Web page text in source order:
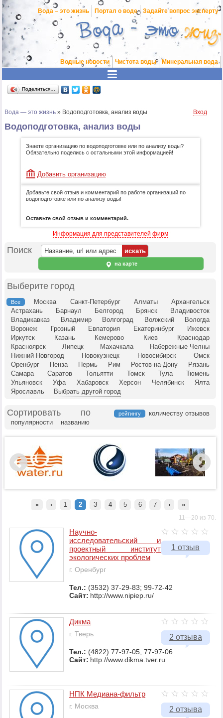
Вода – это жизнь Портал о воде Задайте вопрос эксперту
Водные новости Чистота воды Минеральная вода
Поделиться…
Вода — это жизнь » Водоподготовка, анализ воды Вход
Водоподготовка, анализ воды
Знаете организацию по водоподготовке или по анализу воды?
Обязательно поделись с остальными этой информацией!
Добавить организацию
Добавьте свой отзыв и комментарий по работе организаций по
водоподготовке или по анализу воды!
Оставьте свой отзыв и комментарий.
Информация для представителей фирм
Поиск
на карте
Выберите город
Все Москва Санкт-Петербург Алматы
Архангельск
Астрахань
Барнаул Белгород Брянск
Владивосток
Владикавказ
Владимир Волгоград Волжский
Вологда
Воронеж
Грозный Евпатория Екатеринбург
Ижевск
Иркутск
Казань Кемерово Киев
Краснодар
Красноярск
Липецк Махачкала
Набережные Челны
Нижний Новгород
Новокузнецк Новосибирск
Омск
Оренбург
Пенза Пермь Рим Ростов-на-Дону
Рязань
Самара
Саратов Тольятти Томск Тула
Тюмень
Ульяновск
Уфа Хабаровск Херсон Челябинск
Ялта
Ярославль
Выбрать другой город
Сортировать по рейтингу
количеству отзывов
популярности
названию
« ‹ 1 2 3 4 5 6 7 › »
11—20 из 70.
1 отзыв
Научно-
исследовательский и
проектный институт
экологических проблем
г. Оренбург
Тел.: (3532) 37-29-83; 99-72-42
Сайт: http://www.nipiep.ru/
2 отзыва
Дикма
г. Тверь
Тел.: (4822) 77-97-05, 77-97-06
Сайт: http://www.dikma.tver.ru
2 отзыва
НПК Медиана-фильтр
г. Москва